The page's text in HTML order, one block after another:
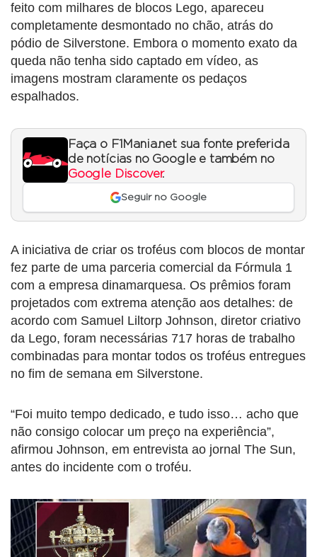
feito com milhares de blocos Lego, apareceu
completamente desmontado no chão, atrás do
pódio de Silverstone. Embora o momento exato da
queda não tenha sido captado em vídeo, as
imagens mostram claramente os pedaços
espalhados.
Faça o F1Mania.net sua fonte preferida
de notícias no Google e também no
Google Discover.
Seguir no Google
A iniciativa de criar os troféus com blocos de montar
fez parte de uma parceria comercial da Fórmula 1
com a empresa dinamarquesa. Os prêmios foram
projetados com extrema atenção aos detalhes: de
acordo com Samuel Liltorp Johnson, diretor criativo
da Lego, foram necessárias 717 horas de trabalho
combinadas para montar todos os troféus entregues
no fim de semana em Silverstone.
“Foi muito tempo dedicado, e tudo isso… acho que
não consigo colocar um preço na experiência”,
afirmou Johnson, em entrevista ao jornal The Sun,
antes do incidente com o troféu.